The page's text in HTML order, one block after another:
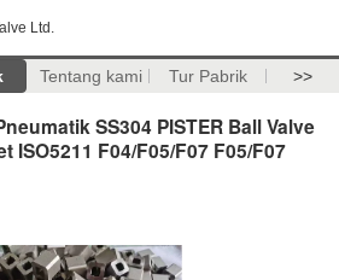
Ltd.
Tentang kami Tur Pabrik >>
SS304 PISTER Ball Valve
ISO5211 F04/F05/F07 F05/F07